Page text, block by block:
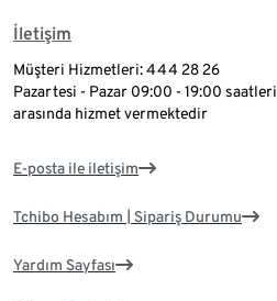
İletişim
Müşteri Hizmetleri: 444 28 26
Pazartesi - Pazar 09:00 - 19:00 saatleri
arasında hizmet vermektedir
E-posta ile iletişim
Tchibo Hesabım | Sipariş Durumu
Yardım Sayfası